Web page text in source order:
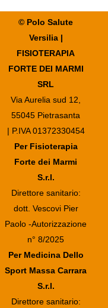
© Polo Salute
Versilia |
FISIOTERAPIA
FORTE DEI MARMI
SRL
Via Aurelia sud 12,
55045 Pietrasanta
| P.IVA 01372330454
Per Fisioterapia
Forte dei Marmi
S.r.l.
Direttore sanitario:
dott. Vescovi Pier
Paolo -Autorizzazione
n° 8/2025
Per Medicina Dello
Sport Massa Carrara
S.r.l.
Direttore sanitario: